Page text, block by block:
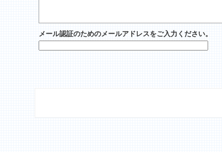
メール認証のためのメールアドレスをご入力ください。